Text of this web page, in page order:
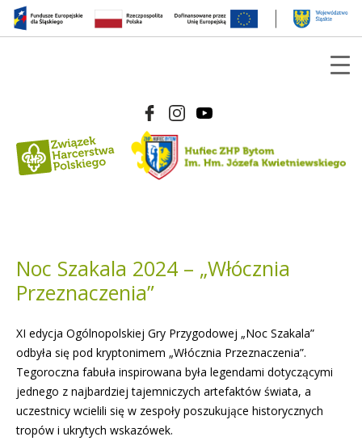
Noc Szakala 2024 – „Włócznia
Przeznaczenia”
XI edycja Ogólnopolskiej Gry Przygodowej „Noc Szakala”
odbyła się pod kryptonimem „Włócznia Przeznaczenia”.
Tegoroczna fabuła inspirowana była legendami dotyczącymi
jednego z najbardziej tajemniczych artefaktów świata, a
uczestnicy wcielili się w zespoły poszukujące historycznych
tropów i ukrytych wskazówek.